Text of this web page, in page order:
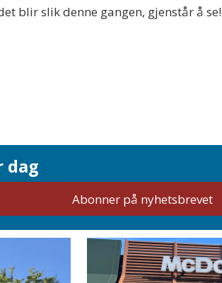
blir slik denne gangen, gjenstår å se!
dag